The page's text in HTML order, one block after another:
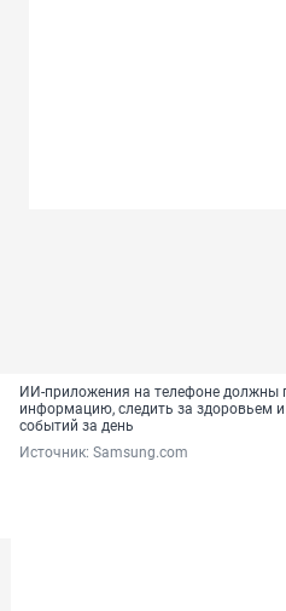
ИИ-приложения на телефоне должны
информацию, следить за здоровьем
событий за день
Источник: Samsung.com